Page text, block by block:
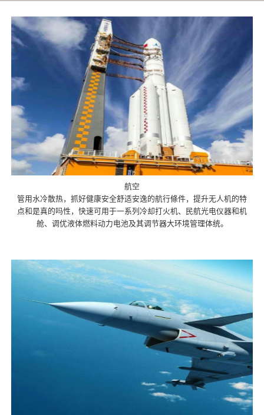
航空
管用水冷散热，抓好健康安全舒适安逸的航行條件，提升无人机的特
点和是真的吗性，快速可用于一系列冷却打火机、民航光电仪器和机
舱、调优液体燃料动力电池及其调节器大环境管理体统。